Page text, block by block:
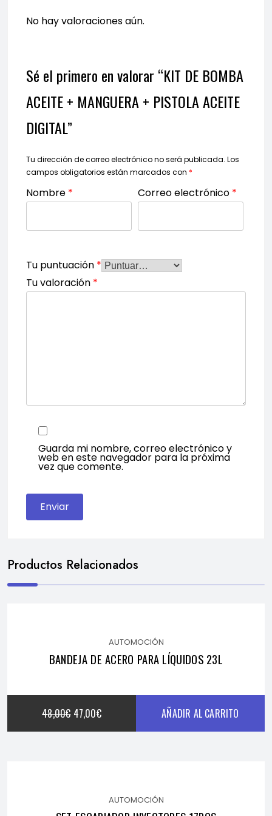
No hay valoraciones aún.
Sé el primero en valorar “KIT DE BOMBA
ACEITE + MANGUERA + PISTOLA ACEITE
DIGITAL”
Tu dirección de correo electrónico no será publicada. Los
campos obligatorios están marcados con *
Nombre * Correo electrónico *
Tu puntuación *
Tu valoración *
Guarda mi nombre, correo electrónico y
web en este navegador para la próxima
vez que comente.
Productos Relacionados
AUTOMOCIÓN
BANDEJA DE ACERO PARA LÍQUIDOS 23L
48,00€ EL
47,00€EL AÑADIR AL CARRITO
AUTOMOCIÓN